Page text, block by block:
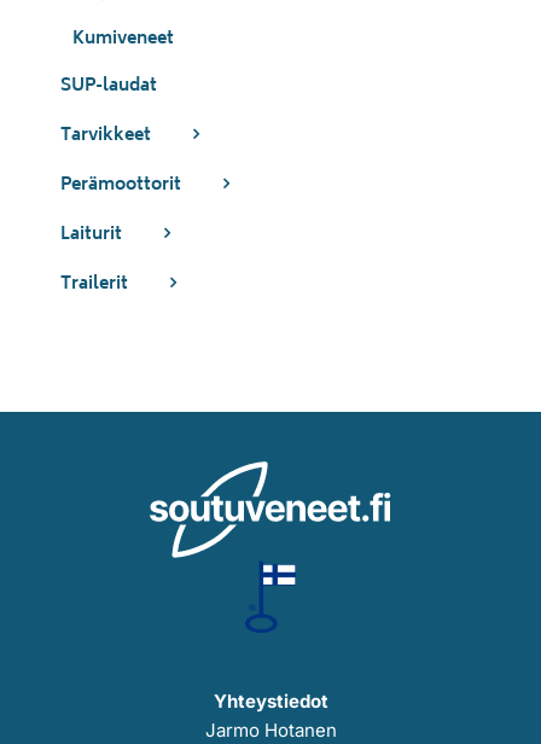
Kumiveneet
SUP-laudat
Tarvikkeet
Perämoottorit
Laiturit
Trailerit
Yhteystiedot
Jarmo Hotanen